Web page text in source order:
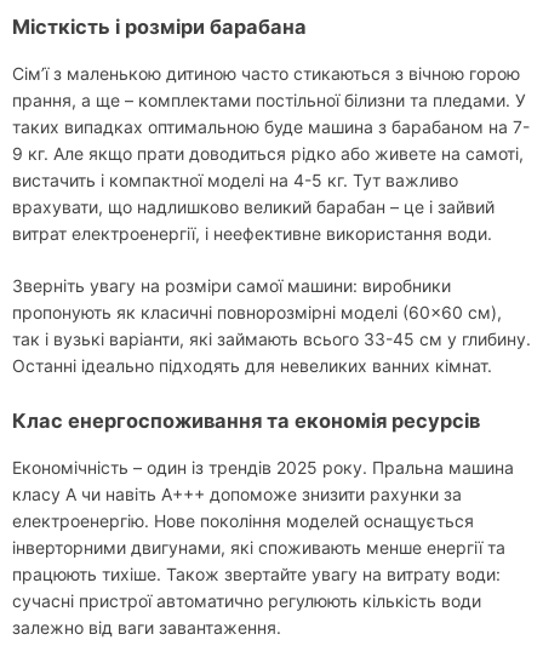
Місткість і розміри барабана
Сім’ї з маленькою дитиною часто стикаються з вічною горою
прання, а ще – комплектами постільної білизни та пледами. У
таких випадках оптимальною буде машина з барабаном на 7-
9 кг. Але якщо прати доводиться рідко або живете на самоті,
вистачить і компактної моделі на 4-5 кг. Тут важливо
врахувати, що надлишково великий барабан – це і зайвий
витрат електроенергії, і неефективне використання води.
Зверніть увагу на розміри самої машини: виробники
пропонують як класичні повнорозмірні моделі (60×60 см),
так і вузькі варіанти, які займають всього 33-45 см у глибину.
Останні ідеально підходять для невеликих ванних кімнат.
Клас енергоспоживання та економія ресурсів
Економічність – один із трендів 2025 року. Пральна машина
класу А чи навіть А+++ допоможе знизити рахунки за
електроенергію. Нове покоління моделей оснащується
інверторними двигунами, які споживають менше енергії та
працюють тихіше. Також звертайте увагу на витрату води:
сучасні пристрої автоматично регулюють кількість води
залежно від ваги завантаження.